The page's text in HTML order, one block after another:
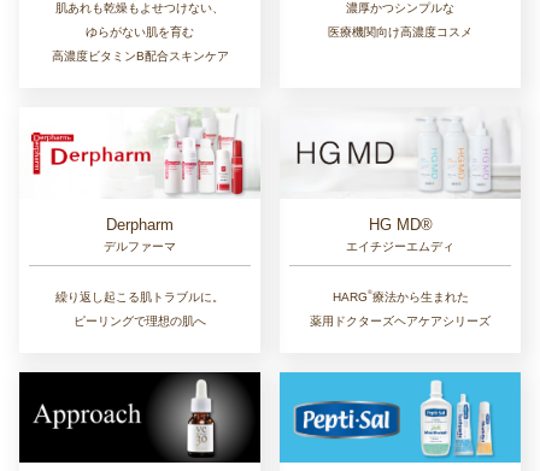
肌あれも乾燥もよせつけない、
ゆらがない肌を育む
高濃度ビタミンB配合スキンケア
濃厚かつシンプルな
医療機関向け高濃度コスメ
Derpharm
デルファーマ
繰り返し起こる肌トラブルに。
ピーリングで理想の肌へ
HG MD®
エイチジーエムディ
HARG®︎療法から生まれた
薬用ドクターズヘアケアシリーズ